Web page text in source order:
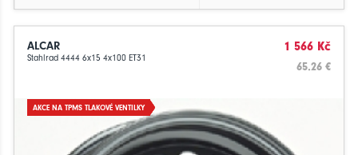
ALCAR
Stahlrad 4444 6x15 4x100 ET31
1 566 Kč
65.26 €
AKCE NA TPMS TLAKOVÉ VENTILKY